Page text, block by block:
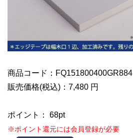
商品コード：FQ151800400GR884
販売価格(税込)：7,480 円
ポイント： 68pt
※ポイント還元には会員登録が必要